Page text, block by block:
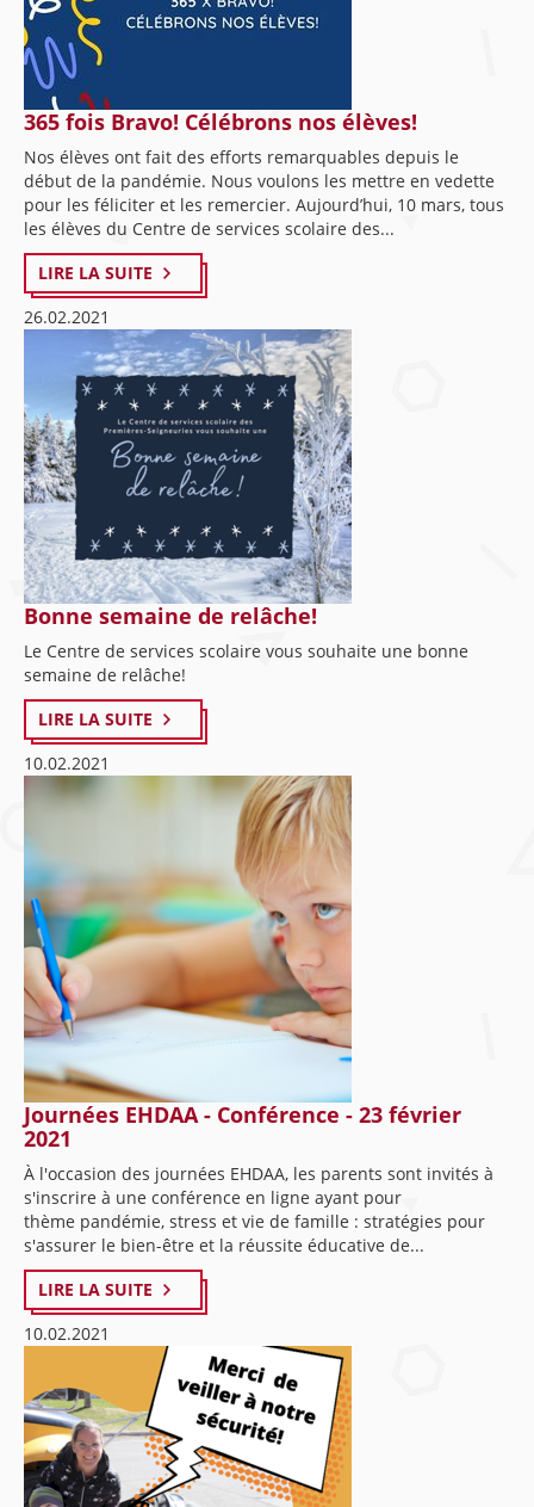
365 fois Bravo! Célébrons nos élèves!
Nos élèves ont fait des efforts remarquables depuis le
début de la pandémie. Nous voulons les mettre en vedette
pour les féliciter et les remercier. Aujourd’hui, 10 mars, tous
les élèves du Centre de services scolaire des...
LIRE LA SUITE
26.02.2021
Bonne semaine de relâche!
Le Centre de services scolaire vous souhaite une bonne
semaine de relâche!
LIRE LA SUITE
10.02.2021
Journées EHDAA - Conférence - 23 février
2021
À l'occasion des journées EHDAA, les parents sont invités à
s'inscrire à une conférence en ligne ayant pour
thème pandémie, stress et vie de famille : stratégies pour
s'assurer le bien-être et la réussite éducative de...
LIRE LA SUITE
10.02.2021